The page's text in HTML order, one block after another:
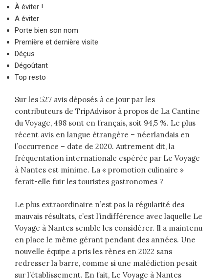
À éviter !
A éviter
Porte bien son nom
Première et dernière visite
Déçus
Dégoûtant
Top resto
Sur les 527 avis déposés à ce jour par les
contributeurs de TripAdvisor à propos de La Cantine
du Voyage, 498 sont en français, soit 94,5 %. Le plus
récent avis en langue étrangère – néerlandais en
l’occurrence – date de 2020. Autrement dit, la
fréquentation internationale espérée par Le Voyage
à Nantes est minime. La « promotion culinaire »
ferait-elle fuir les touristes gastronomes ?
Le plus extraordinaire n’est pas la régularité des
mauvais résultats, c’est l’indifférence avec laquelle Le
Voyage à Nantes semble les considérer. Il a maintenu
en place le même gérant pendant des années. Une
nouvelle équipe a pris les rènes en 2022 sans
redresser la barre, comme si une malédiction pesait
sur l’établissement. En fait, Le Voyage à Nantes